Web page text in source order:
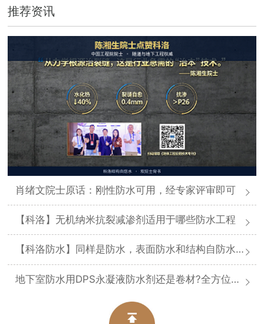
推荐资讯
肖绪文院士原话：刚性防水可用，经专家评审即可
【科洛】无机纳米抗裂减渗剂适用于哪些防水工程
【科洛防水】同样是防水，表面防水和结构自防水差在哪
地下室防水用DPS永凝液防水剂还是卷材?全方位对比分析